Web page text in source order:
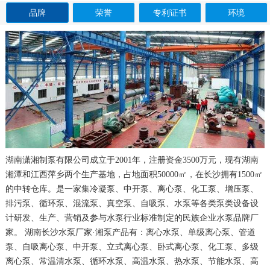
品牌 荣誉 专利证书 环境
湖南潇湘制泵有限公司成立于2001年，注册资金3500万元，现有湖南
湘潭和江西萍乡两个生产基地，占地面积50000㎡，在长沙拥有1500㎡
的中转仓库。是一家集冷凝泵、中开泵、离心泵、化工泵、增压泵、
排污泵、循环泵、混流泵、真空泵、自吸泵、水泵等各类泵类设备设
计研发、生产、营销及参与水泵行业标准制定的民族企业水泵品牌厂
家。 湖南长沙水泵厂家·湘泵产品有：离心水泵、单级离心泵、管道
泵、自吸离心泵、中开泵、立式离心泵、卧式离心泵、化工泵、多级
离心泵、常温清水泵、循环水泵、高温水泵、热水泵、节能水泵、高